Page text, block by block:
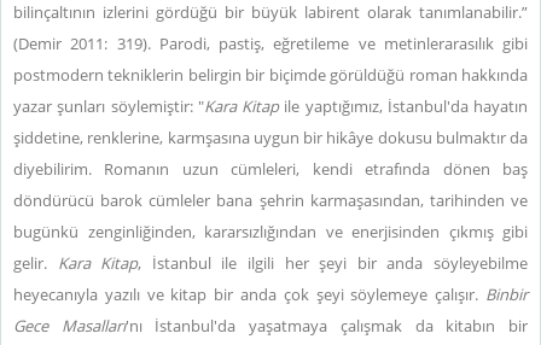
bilinçaltının izlerini gördüğü bir büyük labirent olarak tanımlanabilir.”
(Demir 2011: 319). Parodi, pastiş, eğretileme ve metinlerarasılık gibi
postmodern tekniklerin belirgin bir biçimde görüldüğü roman hakkında
yazar şunları söylemiştir: "Kara Kitapile yaptığımız, İstanbul'da hayatın
şiddetine, renklerine, karmşasına uygun bir hikâye dokusu bulmaktır da
diyebilirim. Romanın uzun cümleleri, kendi etrafında dönen baş
döndürücü barok cümleler bana şehrin karmaşasından, tarihinden ve
bugünkü zenginliğinden, kararsızlığından ve enerjisinden çıkmış gibi
gelir. Kara Kitap, İstanbul ile ilgili her şeyi bir anda söyleyebilme
heyecanıyla yazılı ve kitap bir anda çok şeyi söylemeye çalışır. Binbir
Gece Masalları'nı İstanbul'da yaşatmaya çalışmak da kitabın bir